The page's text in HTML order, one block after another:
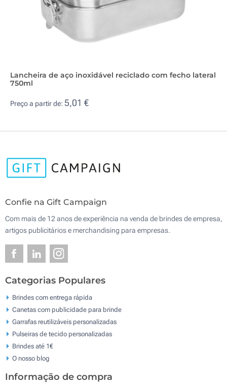
Lancheira de aço inoxidável reciclado com fecho lateral
750ml
Preço a partir de: 5,01 €
Confie na Gift Campaign
Com mais de 12 anos de experiência na venda de brindes de empresa,
artigos publicitários e merchandising para empresas.
Categorias Populares
Brindes com entrega rápida
Canetas com publicidade para brinde
Garrafas reutilizáveis personalizadas
Pulseiras de tecido personalizadas
Brindes até 1€
O nosso blog
Informação de compra